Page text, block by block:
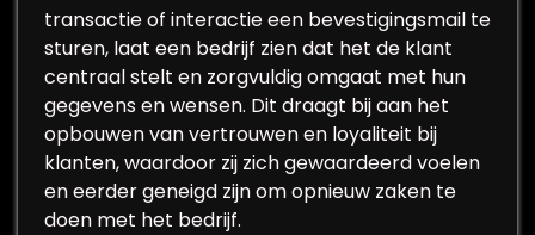
transactie of interactie een bevestigingsmail te
sturen, laat een bedrijf zien dat het de klant
centraal stelt en zorgvuldig omgaat met hun
gegevens en wensen. Dit draagt bij aan het
opbouwen van vertrouwen en loyaliteit bij
klanten, waardoor zij zich gewaardeerd voelen
en eerder geneigd zijn om opnieuw zaken te
doen met het bedrijf.